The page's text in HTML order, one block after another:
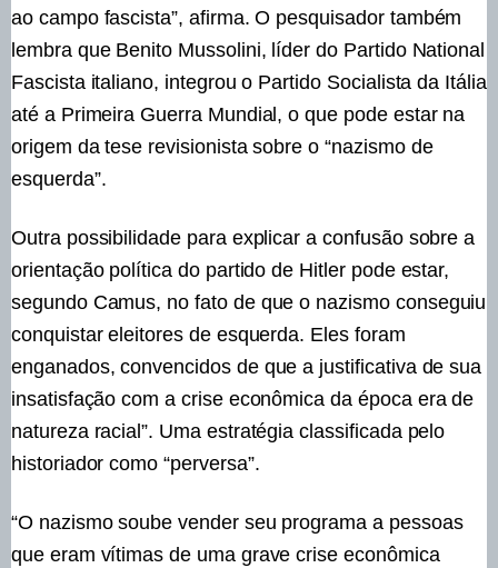
ao campo fascista”, afirma. O pesquisador também
lembra que Benito Mussolini, líder do Partido National
Fascista italiano, integrou o Partido Socialista da Itália
até a Primeira Guerra Mundial, o que pode estar na
origem da tese revisionista sobre o “nazismo de
esquerda”.
Outra possibilidade para explicar a confusão sobre a
orientação política do partido de Hitler pode estar,
segundo Camus, no fato de que o nazismo conseguiu
conquistar eleitores de esquerda. Eles foram
enganados, convencidos de que a justificativa de sua
insatisfação com a crise econômica da época era de
natureza racial”. Uma estratégia classificada pelo
historiador como “perversa”.
“O nazismo soube vender seu programa a pessoas
que eram vítimas de uma grave crise econômica